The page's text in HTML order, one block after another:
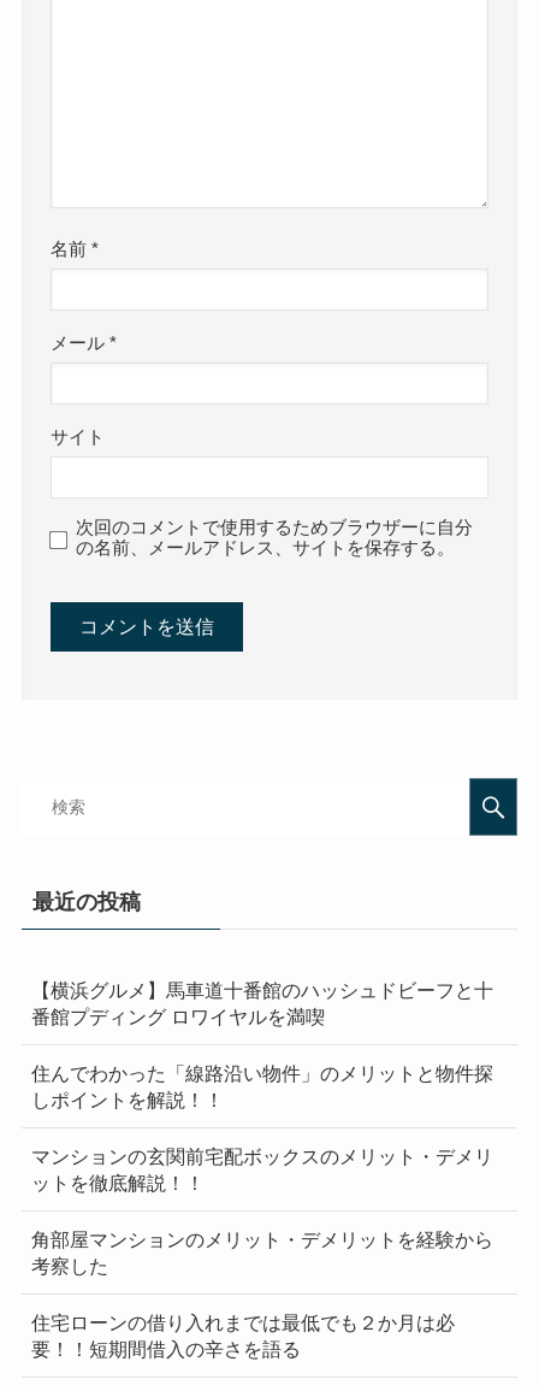
名前*
メール*
サイト
次回のコメントで使用するためブラウザーに自分
の名前、メールアドレス、サイトを保存する。
最近の投稿
【横浜グルメ】馬車道十番館のハッシュドビーフと十
番館プディング ロワイヤルを満喫
住んでわかった「線路沿い物件」のメリットと物件探
しポイントを解説！！
マンションの玄関前宅配ボックスのメリット・デメリ
ットを徹底解説！！
角部屋マンションのメリット・デメリットを経験から
考察した
住宅ローンの借り入れまでは最低でも２か月は必
要！！短期間借入の辛さを語る